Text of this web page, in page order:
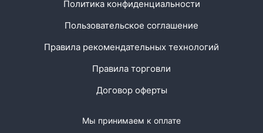
Политика конфиденциальности
Пользовательское соглашение
Правила рекомендательных технологий
Правила торговли
Договор оферты
Мы принимаем к оплате